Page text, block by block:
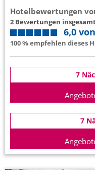
Hotelbewertungen
2 Bewertungen
6,0
100 % empfehlen dieses
7
7